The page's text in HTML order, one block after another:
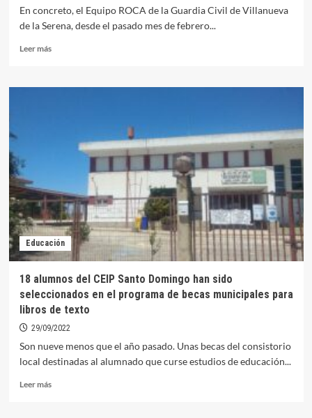
En concreto, el Equipo ROCA de la Guardia Civil de Villanueva
de la Serena, desde el pasado mes de febrero...
Leer másLeer
La
Don
Benito
por
el
robo
en
varios
municipios,
entre
Orellana
la
Educación
18 alumnos del CEIP Santo Domingo han sido
seleccionados en el programa de becas municipales para
libros de texto
29/09/2022
Son nueve menos que el año pasado. Unas becas del consistorio
local destinadas al alumnado que curse estudios de educación...
Leer másLeer